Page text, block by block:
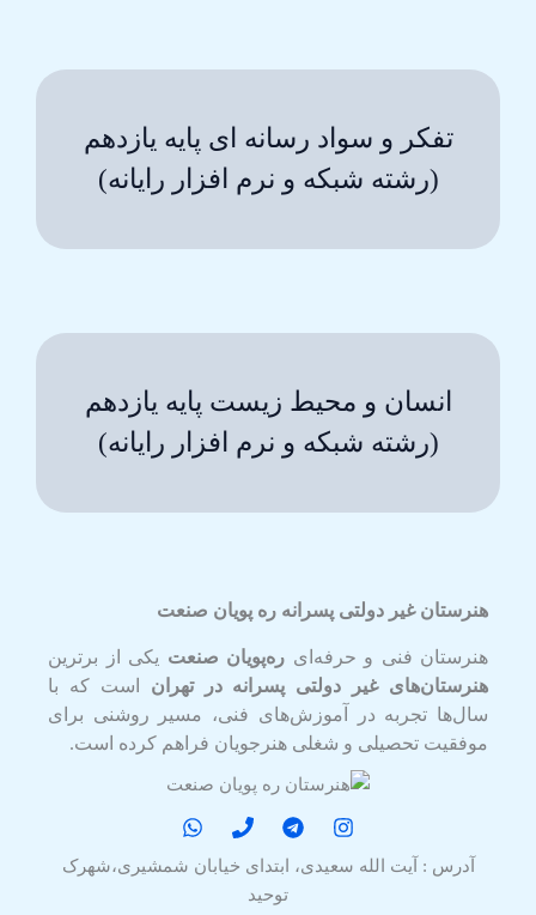
تفکر و سواد رسانه ای پایه یازدهم
(رشته شبکه و نرم افزار رایانه)
انسان و محیط زیست پایه یازدهم
(رشته شبکه و نرم افزار رایانه)
هنرستان غیر دولتی پسرانه ره پویان صنعت
هنرستان فنی و حرفه‌ای ره‌پویان صنعت یکی از برترین
هنرستان‌های غیر دولتی پسرانه در تهران است که با
سال‌ها تجربه در آموزش‌های فنی، مسیر روشنی برای
موفقیت تحصیلی و شغلی هنرجویان فراهم کرده است.
آدرس : آیت الله سعیدی، ابتدای خیابان شمشیری،شهرک
توحید